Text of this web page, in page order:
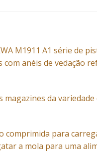
M1911 A1 série de
anéis de vedação
da variedade
para
a mola para uma